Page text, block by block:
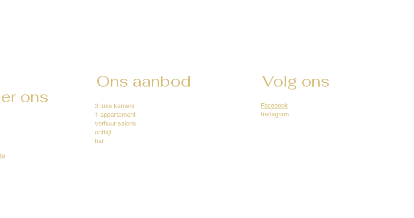
ons
Ons aanbod
3 luxe kamers
1 appartement
verhuur salons
ontbijt
bar
Volg ons
Facebook
Instagram